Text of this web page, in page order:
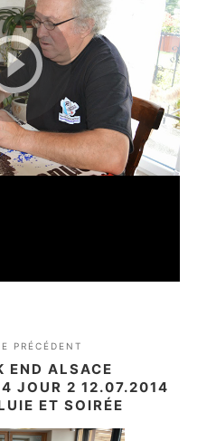
PRÉCÉDENT
END ALSACE
JOUR 2 12.07.2014
ET SOIRÉE